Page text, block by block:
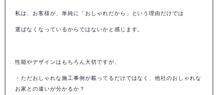
私は、お客様が、単純に「おしゃれだから」という理由だけでは
選ばなくなっているからではないかと感じます。
性能やデザインはもちろん大切ですが、
・ただおしゃれな施工事例が載ってるだけではなく、他社のおしゃれな
お家との違いが分かるか？